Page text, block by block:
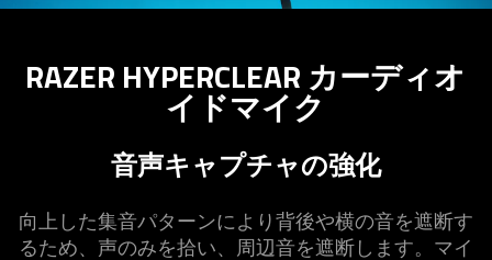
RAZER HYPERCLEAR カーディオ
イドマイク
音声キャプチャの強化
向上した集音パターンにより背後や横の音を遮断す
るため、声のみを拾い、周辺音を遮断します。マイ